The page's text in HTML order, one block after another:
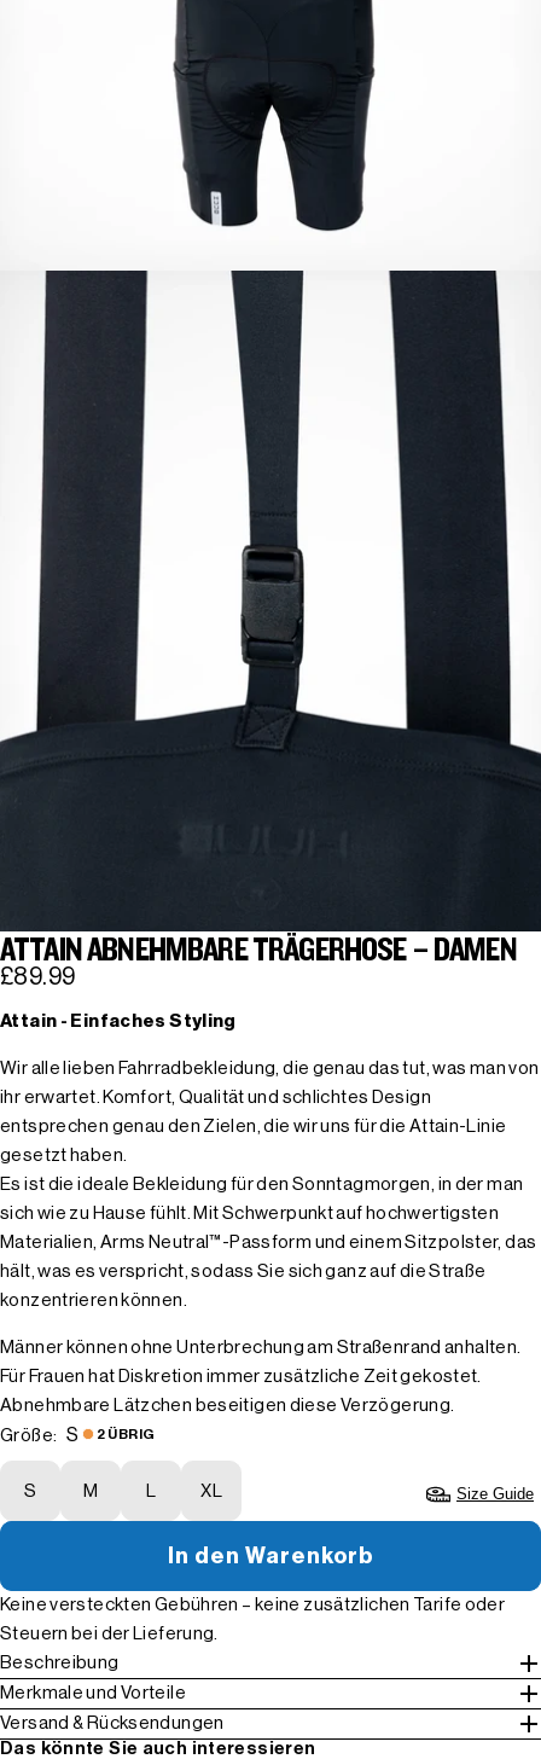
ATTAIN ABNEHMBARE TRÄGERHOSE – DAMEN
£89.99
Attain - Einfaches Styling
Wir alle lieben Fahrradbekleidung, die genau das tut, was man von
ihr erwartet. Komfort, Qualität und schlichtes Design
entsprechen genau den Zielen, die wir uns für die Attain-Linie
gesetzt haben.
Es ist die ideale Bekleidung für den Sonntagmorgen, in der man
sich wie zu Hause fühlt. Mit Schwerpunkt auf hochwertigsten
Materialien, Arms Neutral™-Passform und einem Sitzpolster, das
hält, was es verspricht, sodass Sie sich ganz auf die Straße
konzentrieren können.
Männer können ohne Unterbrechung am Straßenrand anhalten.
Für Frauen hat Diskretion immer zusätzliche Zeit gekostet.
Abnehmbare Lätzchen beseitigen diese Verzögerung.
Größe:
S 2 ÜBRIG
S M XL Size Guide
In den Warenkorb
Keine versteckten Gebühren – keine zusätzlichen Tarife oder
Steuern bei der Lieferung.
Beschreibung
Merkmale und Vorteile
Versand & Rücksendungen
Das könnte Sie auch interessieren